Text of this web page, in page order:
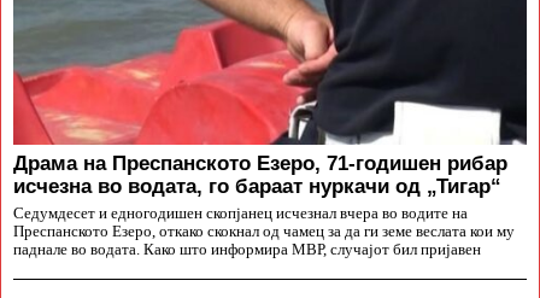
Драма на Преспанското Езеро, 71-годишен рибар
исчезна во водата, го бараат нуркачи од „Тигар“
Седумдесет и едногодишен скопјанец исчезнал вчера во водите на
Преспанското Езеро, откако скокнал од чамец за да ги земе веслата кои му
паднале во водата. Како што информира МВР, случајот бил пријавен